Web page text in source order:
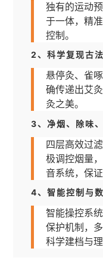
独有的运动
于一体，精
控制。
2、科学复现古
悬停灸、雀
确传递出艾
灸之美。
3、净烟、除味
四层高效过
极调控烟量
音系统，保
4、智能控制与
智能操控系
保护机制，
科学建档与